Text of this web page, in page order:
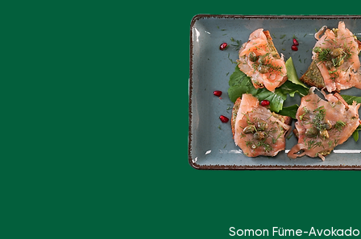
Somon Füme-Avokado